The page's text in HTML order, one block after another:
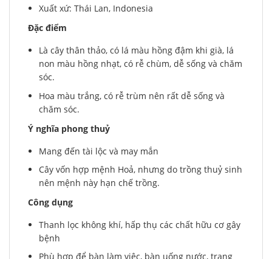
Xuất xứ: Thái Lan, Indonesia
Đặc điểm
Là cây thân thảo, có lá màu hồng đậm khi già, lá
non màu hồng nhạt, có rễ chùm, dễ sống và chăm
sóc.
Hoa màu trắng, có rễ trùm nên rất dễ sống và
chăm sóc.
Ý nghĩa phong thuỷ
Mang đến tài lộc và may mắn
Cây vốn hợp mệnh Hoả, nhưng do trồng thuỷ sinh
nên mệnh này hạn chế trồng.
Công dụng
Thanh lọc không khí, hấp thụ các chất hữu cơ gây
bệnh
Phù hợp để bàn làm việc, bàn uống nước, trang